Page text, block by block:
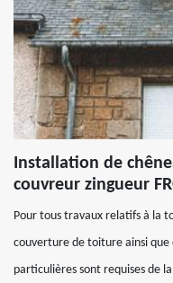
Installation de
couvreur zingueur
Pour tous travaux relatifs à la
couverture de toiture ainsi que
particulières sont requises de